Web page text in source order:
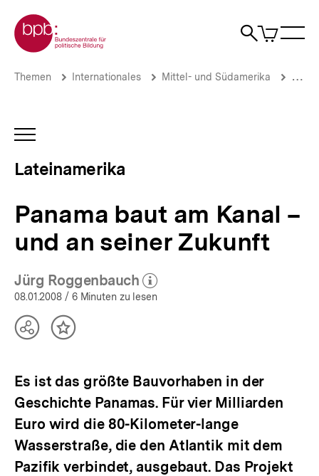
zum
Seiteninhalt
springen
Zur Startseite der bpb
Suche
Artikel
im
Panama
und
seiner
Lateinamerika
bpb.de
Brotkrümelnavigation
Pfadnavigation
Themen Internationales Mittel- und Südamerika
INHALTSNAVIGATION
Lateinamerika
Panama baut am Kanal –
und an seiner Zukunft
Jürg Roggenbauch
(Mehr zum Autor)
öffnen
08.01.2008 / 6 Minuten zu lesen
TeilenInhalt
Es ist das größte Bauvorhaben in der
Geschichte Panamas. Für vier Milliarden
Euro wird die 80-Kilometer-lange
Wasserstraße, die den Atlantik mit dem
Pazifik verbindet, ausgebaut. Das Projekt